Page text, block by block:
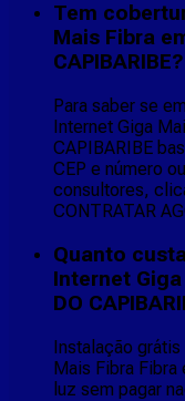
Tem
Mais Fibra
CAPIBARIBE?
Para saber se
Internet Giga
CAPIBARIBE
CEP e número
consultores,
CONTRATAR
Quanto
Internet Giga
DO
Instalação
Mais Fibra Fibra
luz sem pagar